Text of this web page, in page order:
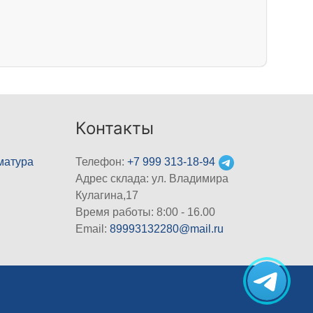
Контакты
Телефон:+7 999 313-18-94
Адрес склада: ул. Владимира
Кулагина,17
Время работы: 8:00 - 16.00
Email:89993132280@mail.ru